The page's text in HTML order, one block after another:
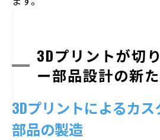
3Dプリントが切
ー部品設計の新
3Dプリントによるカ
部品の製造